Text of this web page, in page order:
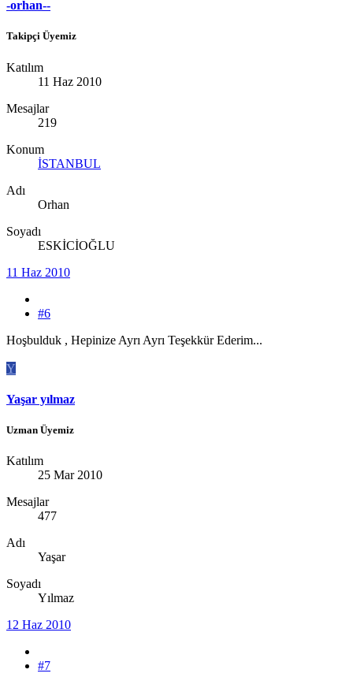
-orhan--
Takipçi Üyemiz
Katılım
11 Haz 2010
Mesajlar
219
Konum
İSTANBUL
Adı
Orhan
Soyadı
ESKİCİOĞLU
11 Haz 2010
#6
Hoşbulduk , Hepinize Ayrı Ayrı Teşekkür Ederim...
Y
Yaşar yılmaz
Uzman Üyemiz
Katılım
25 Mar 2010
Mesajlar
477
Adı
Yaşar
Soyadı
Yılmaz
12 Haz 2010
#7